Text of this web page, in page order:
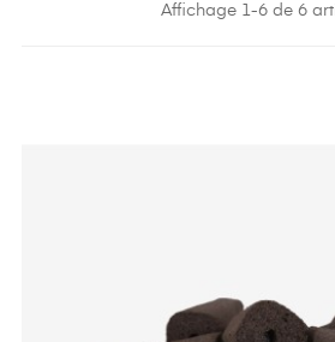
Affichage 1-6 de 6